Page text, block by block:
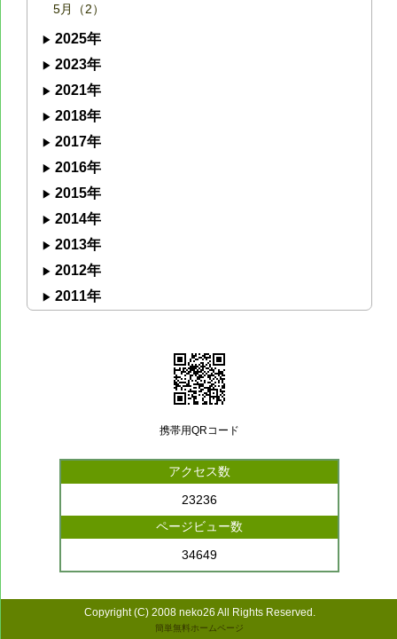
5月（2）
2025年
2023年
2021年
2018年
2017年
2016年
2015年
2014年
2013年
2012年
2011年
携帯用QRコード
アクセス数
23236
ページビュー数
34649
Copyright (C) 2008 neko26 All Rights Reserved.
簡単無料ホームページ